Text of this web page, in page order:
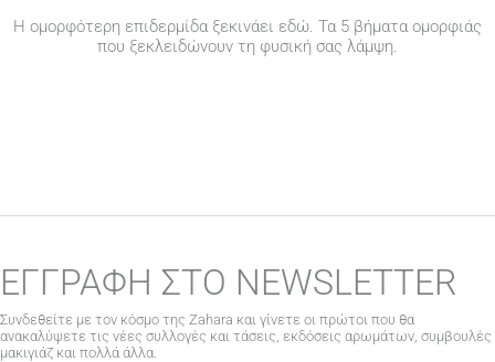
Η ομορφότερη επιδερμίδα ξεκινάει εδώ. Τα 5 βήματα ομορφιάς
που ξεκλειδώνουν τη φυσική σας λάμψη.
ΕΓΓΡΑΦΗ ΣΤΟ NEWSLETTER
Συνδεθείτε με τον κόσμο της Zahara και γίνετε οι πρώτοι που θα
ανακαλύψετε τις νέες συλλογές και τάσεις, εκδόσεις αρωμάτων, συμβουλές
μακιγιάζ και πολλά άλλα.